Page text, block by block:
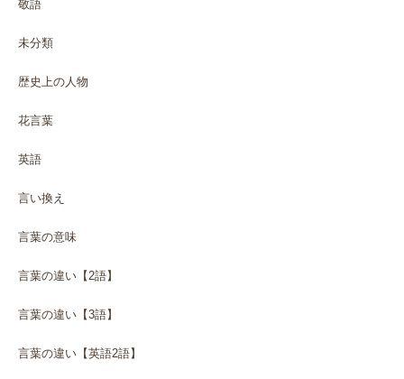
敬語
未分類
歴史上の人物
花言葉
英語
言い換え
言葉の意味
言葉の違い【2語】
言葉の違い【3語】
言葉の違い【英語2語】